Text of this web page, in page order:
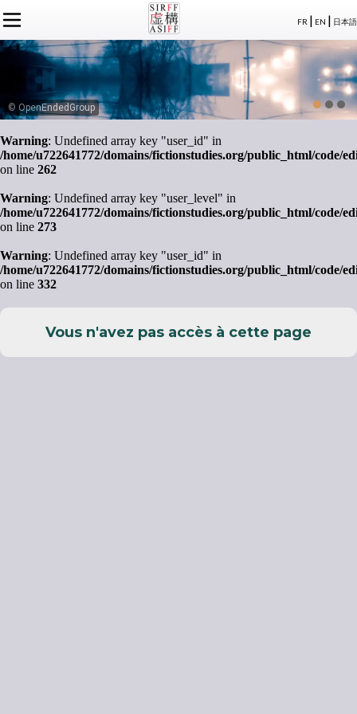
FR | EN | 日本語
L'ASSOCIATION
À PROPOS
ADHÉSION
ACTUALITÉS SIRFF
NOS CONGRÈS
SÉMINAIRES
ACTUALITÉS SUR LA FICTION
ÉVÉNEMENTS
MEMBRES
LE CONSEIL D’ADMINISTRATION
MEMBRES FONDATEURS
© OpenEndedGroup
Warning: Undefined array key "user_id" in
/home/u722641772/domains/fictionstudies.org/public_html/code/
on line 262
Warning: Undefined array key "user_level" in
/home/u722641772/domains/fictionstudies.org/public_html/code/
on line 273
Warning: Undefined array key "user_id" in
/home/u722641772/domains/fictionstudies.org/public_html/code/
on line 332
Vous n'avez pas accès à cette page